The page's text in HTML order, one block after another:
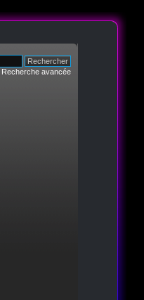
Recherche avancée